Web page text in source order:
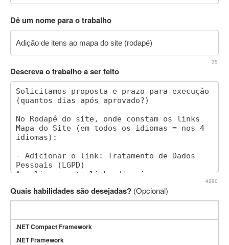
Dê um nome para o trabalho
35
Descreva o trabalho a ser feito
4290
Quais habilidades são desejadas? (Opcional)
.NET Compact Framework
.NET Framework